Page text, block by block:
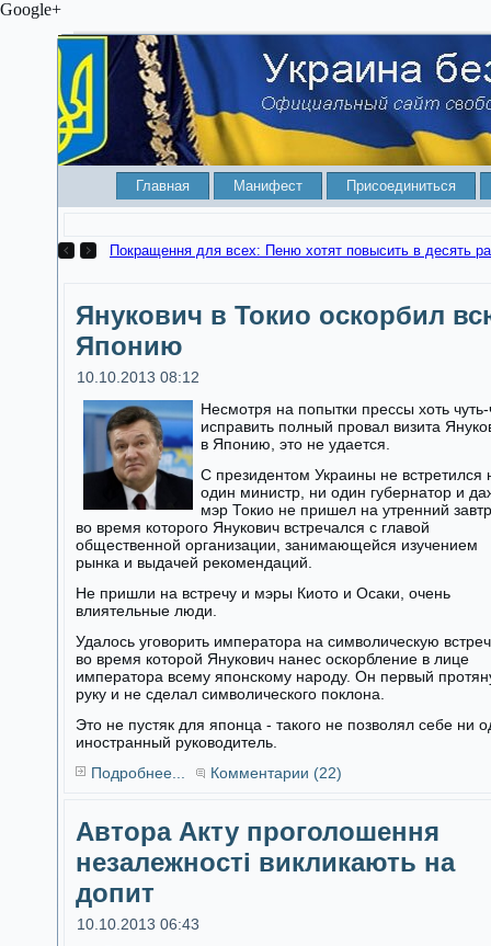
Google+
Главная Манифест Присоединиться
Покращення для всех: Пеню хотят повысить
Янукович в Токио оскорбил
Японию
10.10.2013 08:12
Несмотря на попытки прессы хоть чуть-
исправить полный провал визита
в Японию, это не удается.
С президентом Украины не встретился
один министр, ни один губернатор и
мэр Токио не пришел на утренний
во время которого Янукович встречался с главой
общественной организации, занимающейся изучением
рынка и выдачей рекомендаций.
Не пришли на встречу и мэры Киото и Осаки, очень
влиятельные люди.
Удалось уговорить императора на символическую
во время которой Янукович нанес оскорбление в лице
императора всему японскому народу. Он первый
руку и не сделал символического поклона.
Это не пустяк для японца - такого не позволял себе ни
иностранный руководитель.
Подробнее...
Комментарии (22)
Автора Акту проголошення
незалежності викликають на
допит
10.10.2013 06:43